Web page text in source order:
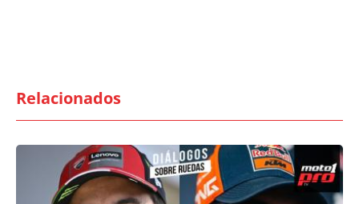
Relacionados